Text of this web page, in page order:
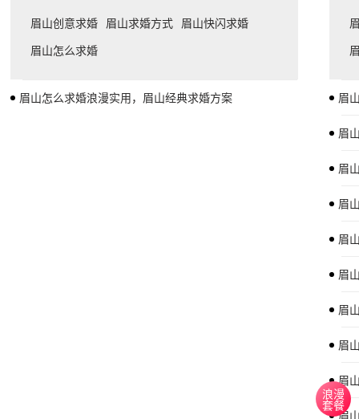
眉山创意求婚 眉山求婚方式 眉山快闪求婚
眉山怎么求婚
眉山怎么求婚浪漫实用，眉山经典求婚方案 眉
眉
眉
眉
眉
眉
眉
眉
眉
眉
浪漫
套餐